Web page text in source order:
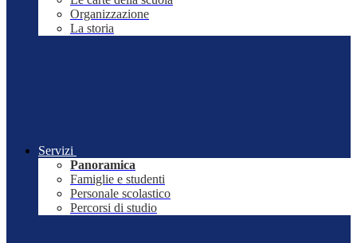
Organizzazione
La storia
Servizi
Panoramica
Famiglie e studenti
Personale scolastico
Percorsi di studio